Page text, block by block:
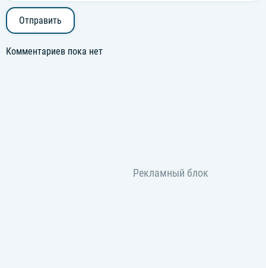
Отправить
Комментариев пока нет